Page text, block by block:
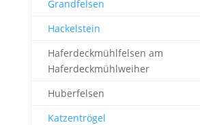
Grandfelsen
Hackelstein
Haferdeckmühlfelsen am
Haferdeckmühlweiher
Huberfelsen
Katzentrögel